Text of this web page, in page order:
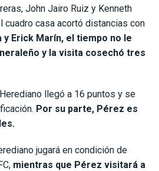
John Jairo Ruiz y Kenneth
cuadro casa acortó distancias con
y Erick Marín, el tiempo no le
y la visita cosechó tres
llegó a 16 puntos y se
Por su parte, Pérez es
jugará en condición de
mientras que Pérez visitará a